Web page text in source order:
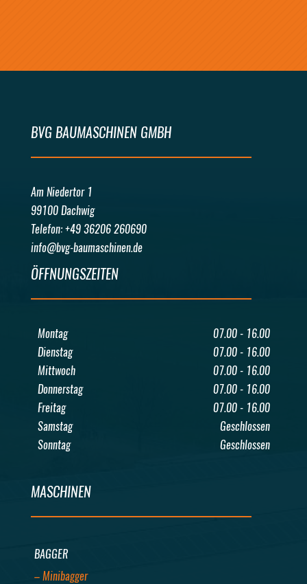
BVG BAUMASCHINEN GMBH
Am Niedertor 1
99100 Dachwig
Telefon: +49 36206 260690
info@bvg-baumaschinen.de
ÖFFNUNGSZEITEN
Montag
07.00 - 16.00
Dienstag
07.00 - 16.00
Mittwoch
07.00 - 16.00
Donnerstag
07.00 - 16.00
Freitag
07.00 - 16.00
Samstag
Geschlossen
Sonntag
Geschlossen
MASCHINEN
BAGGER
– Minibagger